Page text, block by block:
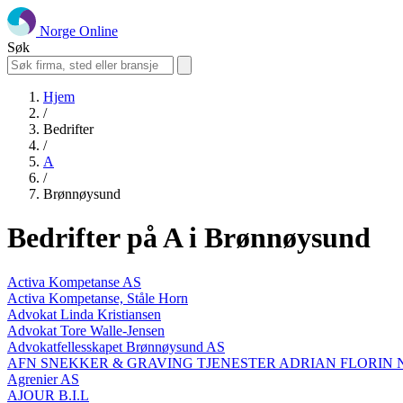
Norge Online
Søk
Hjem
/
Bedrifter
/
A
/
Brønnøysund
Bedrifter på A i Brønnøysund
Activa Kompetanse AS
Activa Kompetanse, Ståle Horn
Advokat Linda Kristiansen
Advokat Tore Walle-Jensen
Advokatfellesskapet Brønnøysund AS
AFN SNEKKER & GRAVING TJENESTER ADRIAN FLORIN
Agrenier AS
AJOUR B.I.L